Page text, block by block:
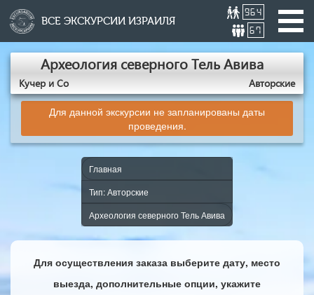
ВСЕ ЭКСКУРСИИ ИЗРАИЛЯ
964
67
Археология северного Тель Авива
Кучер и Со Авторские
Для данной экскурсии не запланированы даты
проведения.
Главная
Тип: Авторские
Археология северного Тель Авива
Для осуществления заказа выберите дату, место
выезда, дополнительные опции, укажите